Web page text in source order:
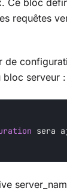
Ce bloc
requêtes
de
bloc serveur :
sera